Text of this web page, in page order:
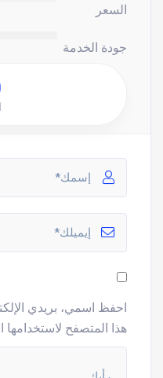
السعر
جودة الخدمة
احفظ اسمي، بريدي
هذا المتصفح لاستخدامها